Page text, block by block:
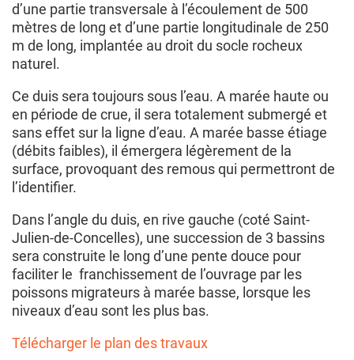
d’une partie transversale à l’écoulement de 500
mètres de long et d’une partie longitudinale de 250
m de long, implantée au droit du socle rocheux
naturel.
Ce duis sera toujours sous l’eau. A marée haute ou
en période de crue, il sera totalement submergé et
sans effet sur la ligne d’eau. A marée basse étiage
(débits faibles), il émergera légèrement de la
surface, provoquant des remous qui permettront de
l’identifier.
Dans l’angle du duis, en rive gauche (coté Saint-
Julien-de-Concelles), une succession de 3 bassins
sera construite le long d’une pente douce pour
faciliter le franchissement de l’ouvrage par les
poissons migrateurs à marée basse, lorsque les
niveaux d’eau sont les plus bas.
Télécharger le plan des travaux